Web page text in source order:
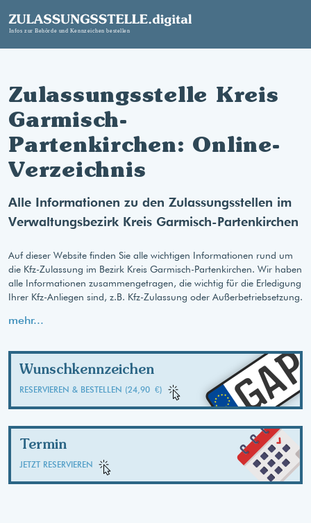
Zulassungsstelle Kreis
Garmisch-
Partenkirchen: Online-
Verzeichnis
Alle Informationen zu den Zulassungsstellen im
Verwaltungsbezirk Kreis Garmisch-Partenkirchen
Auf dieser Website finden Sie alle wichtigen Informationen rund um
die Kfz-Zulassung im Bezirk Kreis Garmisch-Partenkirchen. Wir haben
alle Informationen zusammengetragen, die wichtig für die Erledigung
Ihrer Kfz-Anliegen sind, z.B. Kfz-Zulassung oder Außerbetriebsetzung.
mehr...
Wunschkennzeichen
RESERVIEREN & BESTELLEN (24,90 €)
Termin
JETZT RESERVIEREN